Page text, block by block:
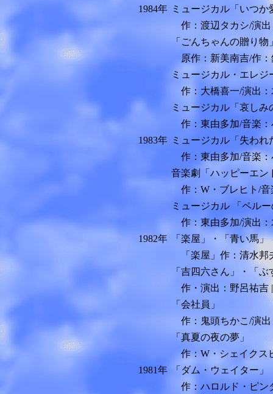
1984年 ミュージカル「いつ
作：渡辺タカシ/演出
「ごんちゃんの贈り物
原作：新美南吉/作：
ミュージカル・エレ
作：大橋喜一/演出：
ミュージカル「哀しみ
作：東由多加/音楽
1983年 ミュージカル「失われ
作：東由多加/音楽：
音楽劇「ハッピーエン
作：W・ブレヒト/音
ミュージカル 「ペル
作：東由多加/演出：
1982年
「楽屋」・「青い馬」
「楽屋」作：清水邦
「吉四六さん」・「
作・演出：野呂祐吉
「会社員」
作：鬼頭ちかこ/演出
「真夏の夜の夢」
作：W・シェイクス
1981年
「ダム・ウェイター」
作：ハロルド・ピン